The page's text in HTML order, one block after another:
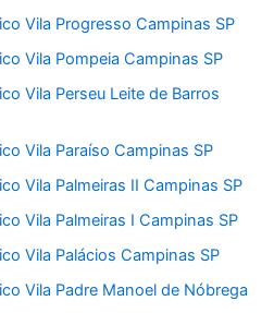
Vila Progresso Campinas SP
Vila Pompeia Campinas SP
Vila Perseu Leite de Barros
Vila Paraíso Campinas SP
Vila Palmeiras II Campinas SP
Vila Palmeiras I Campinas SP
Vila Palácios Campinas SP
Vila Padre Manoel de Nóbrega